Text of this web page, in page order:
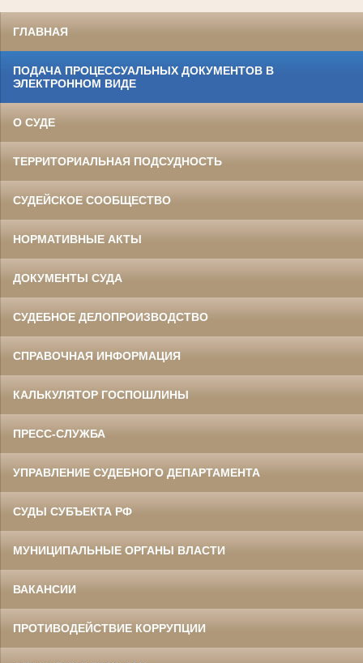
ГЛАВНАЯ
ПОДАЧА ПРОЦЕССУАЛЬНЫХ ДОКУМЕНТОВ В
ЭЛЕКТРОННОМ ВИДЕ
О СУДЕ
ТЕРРИТОРИАЛЬНАЯ ПОДСУДНОСТЬ
СУДЕЙСКОЕ СООБЩЕСТВО
НОРМАТИВНЫЕ АКТЫ
ДОКУМЕНТЫ СУДА
СУДЕБНОЕ ДЕЛОПРОИЗВОДСТВО
СПРАВОЧНАЯ ИНФОРМАЦИЯ
КАЛЬКУЛЯТОР ГОСПОШЛИНЫ
ПРЕСС-СЛУЖБА
УПРАВЛЕНИЕ СУДЕБНОГО ДЕПАРТАМЕНТА
СУДЫ СУБЪЕКТА РФ
МУНИЦИПАЛЬНЫЕ ОРГАНЫ ВЛАСТИ
ВАКАНСИИ
ПРОТИВОДЕЙСТВИЕ КОРРУПЦИИ